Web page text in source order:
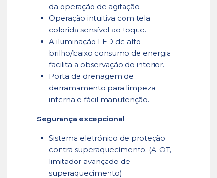
da operação de agitação.
Operação intuitiva com tela
colorida sensível ao toque.
A iluminação LED de alto
brilho/baixo consumo de energia
facilita a observação do interior.
Porta de drenagem de
derramamento para limpeza
interna e fácil manutenção.
Segurança excepcional
Sistema eletrónico de proteção
contra superaquecimento. (A-OT,
limitador avançado de
superaquecimento)